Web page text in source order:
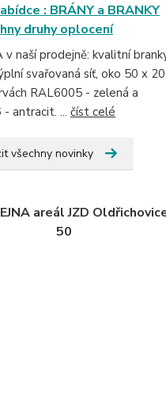
: BRÁNY a BRANKY
druhy oplocení
v naší prodejně: kvalitní
svařovaná síť, oko 50 x
RAL6005 - zelená a
antracit. ... číst celé
všechny novinky
areál JZD
50